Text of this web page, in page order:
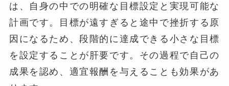
は、自身の中での明確な目標設定と実現可能な
計画です。目標が遠すぎると途中で挫折する原
因になるため、段階的に達成できる小さな目標
を設定することが肝要です。その過程で自己の
成果を認め、適宜報酬を与えることも効果があ